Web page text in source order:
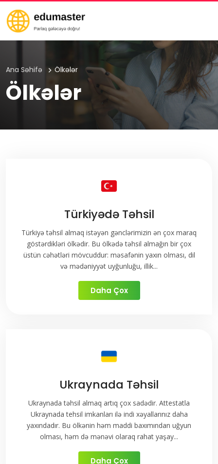
Ana Səhifə Ölkələr
Ölkələr
Türkiyədə Təhsil
Türkiyə təhsil almaq istəyən gənclərimizin ən çox maraq
göstərdikləri ölkədir. Bu ölkədə təhsil almağın bir çox
üstün cəhətləri mövcuddur: məsafənin yaxın olması, dil
və mədəniyyət uyğunluğu, illik...
Daha Çox
Ukraynada Təhsil
Ukraynada təhsil almaq artıq çox sadədir. Attestatla
Ukraynada tehsil imkanları ilə indi xəyallarınız daha
yaxındadır. Bu ölkənin həm maddi baxımından uğyun
olması, həm də mənəvi olaraq rahat yaşay...
Daha Çox